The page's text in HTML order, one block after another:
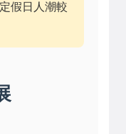
假日人潮較